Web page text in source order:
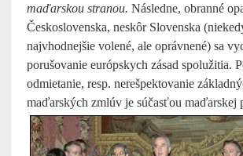
maďarskou stranou. Následne, obranné
Československa, neskôr Slovenska
najvhodnejšie volené, ale oprávnené) sa
porušovanie európskych zásad spolužitia.
odmietanie, resp. nerešpektovanie
maďarských zmlúv je súčasťou maďarskej